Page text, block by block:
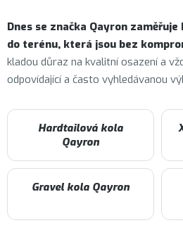
Dnes se značka Qayron
do terénu, která jsou bez
kladou důraz na kvalitní osazení a
odpovídající a často vyhledávanou
Hardtailová kola
Qayron
Gravel kola Qayron